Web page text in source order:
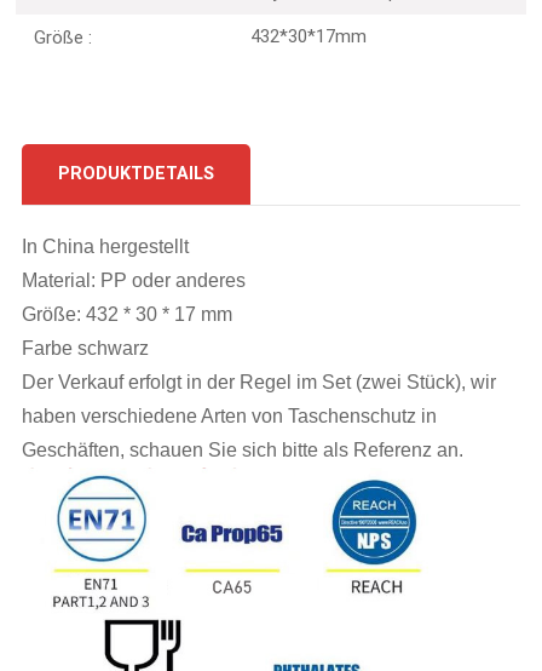
Größe : 432*30*17mm
PRODUKTDETAILS
In China hergestellt
Material: PP oder anderes
Größe: 432 * 30 * 17 mm
Farbe schwarz
Der Verkauf erfolgt in der Regel im Set (zwei Stück), wir
haben verschiedene Arten von Taschenschutz in
Geschäften, schauen Sie sich bitte als Referenz an.